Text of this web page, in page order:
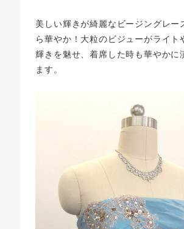
美しい輝きが綺麗なビージングレー
ら華やか！大粒のビジューがライト
輝きを魅せ、着席した時も華やかに
ます。